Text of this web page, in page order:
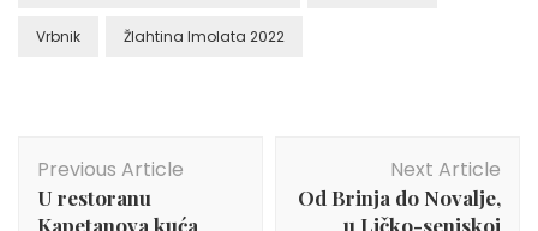
Vrbnik Žlahtina Imolata 2022
Navigation
Previous Article
U restoranu
Kapetanova kuća
Next Article
Od Brinja do Novalje,
u Ličko-senjskoj